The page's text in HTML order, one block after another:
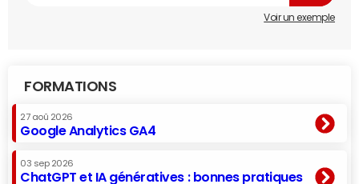
Voir un exemple
FORMATIONS
27 aoû 2026
Google Analytics GA4
03 sep 2026
ChatGPT et IA génératives : bonnes pratiques